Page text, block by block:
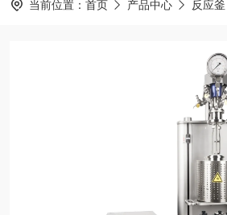
当前位置： 首页 产品中心 反应釜